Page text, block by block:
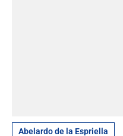
Abelardo de la Espriella